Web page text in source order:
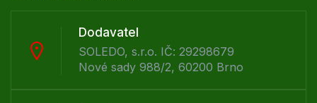
Dodavatel
SOLEDO, s.r.o. IČ: 29298679
Nové sady 988/2, 60200 Brno